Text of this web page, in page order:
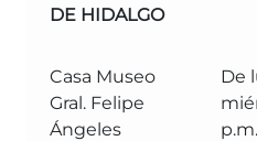
DE HIDALGO
Casa Museo
Gral. Felipe
Ángeles
De